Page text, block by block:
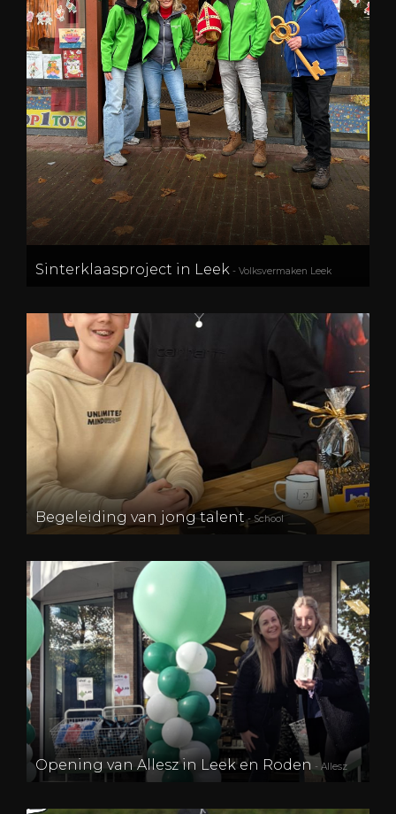
Sinterklaasproject in Leek - Volksvermaken Leek
Begeleiding van jong talent- School
Opening van Allesz in Leek en Roden - Allesz